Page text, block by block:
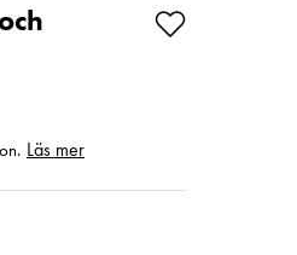
Läs mer